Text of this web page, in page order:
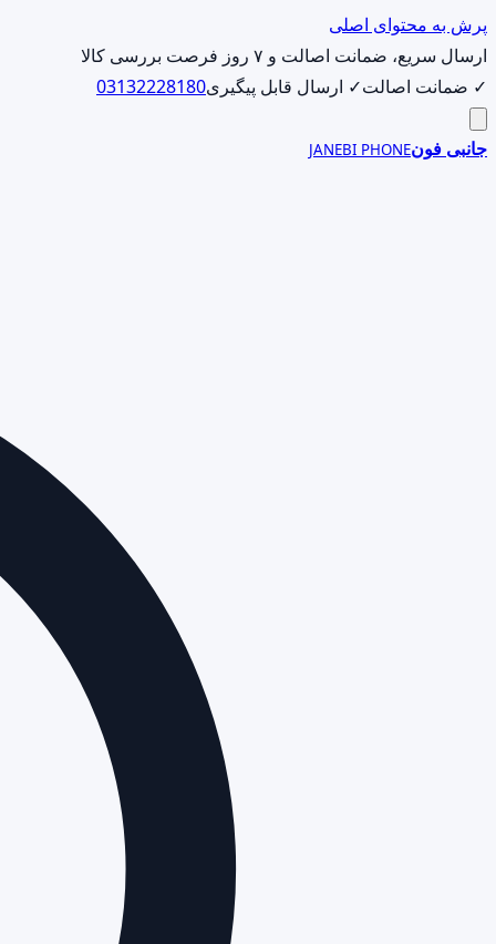
پرش به محتوای اصلی
ارسال سریع، ضمانت اصالت و ۷ روز فرصت بررسی کالا
✓ ضمانت اصالت✓ ارسال قابل پیگیری03132228180
جانبی فونJANEBI PHONE